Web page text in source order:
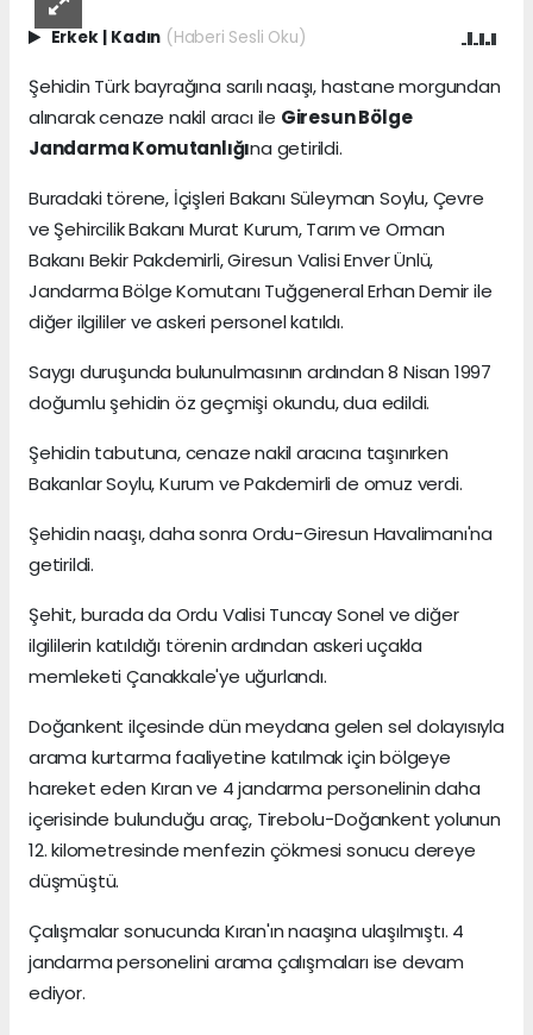
Erkek Kadın (Haberi Sesli Oku)
Şehidin Türk bayrağına sarılı naaşı, hastane morgundan
alınarak cenaze nakil aracı ile Giresun Bölge
Jandarma Komutanlığına getirildi.
Buradaki törene, İçişleri Bakanı Süleyman Soylu, Çevre
ve Şehircilik Bakanı Murat Kurum, Tarım ve Orman
Bakanı Bekir Pakdemirli, Giresun Valisi Enver Ünlü,
Jandarma Bölge Komutanı Tuğgeneral Erhan Demir ile
diğer ilgililer ve askeri personel katıldı.
Saygı duruşunda bulunulmasının ardından 8 Nisan 1997
doğumlu şehidin öz geçmişi okundu, dua edildi.
Şehidin tabutuna, cenaze nakil aracına taşınırken
Bakanlar Soylu, Kurum ve Pakdemirli de omuz verdi.
Şehidin naaşı, daha sonra Ordu-Giresun Havalimanı'na
getirildi.
Şehit, burada da Ordu Valisi Tuncay Sonel ve diğer
ilgililerin katıldığı törenin ardından askeri uçakla
memleketi Çanakkale'ye uğurlandı.
Doğankent ilçesinde dün meydana gelen sel dolayısıyla
arama kurtarma faaliyetine katılmak için bölgeye
hareket eden Kıran ve 4 jandarma personelinin daha
içerisinde bulunduğu araç, Tirebolu-Doğankent yolunun
12. kilometresinde menfezin çökmesi sonucu dereye
düşmüştü.
Çalışmalar sonucunda Kıran'ın naaşına ulaşılmıştı. 4
jandarma personelini arama çalışmaları ise devam
ediyor.